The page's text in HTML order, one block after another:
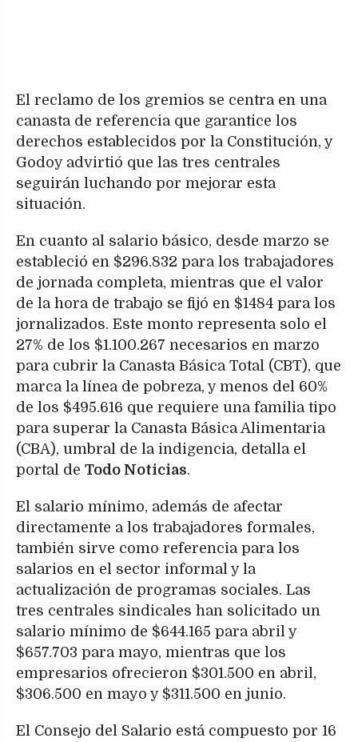
El reclamo de los gremios se centra en una
canasta de referencia que garantice los
derechos establecidos por la Constitución, y
Godoy advirtió que las tres centrales
seguirán luchando por mejorar esta
situación.
En cuanto al salario básico, desde marzo se
estableció en $296.832 para los trabajadores
de jornada completa, mientras que el valor
de la hora de trabajo se fijó en $1484 para los
jornalizados. Este monto representa solo el
27% de los $1.100.267 necesarios en marzo
para cubrir la Canasta Básica Total (CBT), que
marca la línea de pobreza, y menos del 60%
de los $495.616 que requiere una familia tipo
para superar la Canasta Básica Alimentaria
(CBA), umbral de la indigencia, detalla el
portal de Todo Noticias.
El salario mínimo, además de afectar
directamente a los trabajadores formales,
también sirve como referencia para los
salarios en el sector informal y la
actualización de programas sociales. Las
tres centrales sindicales han solicitado un
salario mínimo de $644.165 para abril y
$657.703 para mayo, mientras que los
empresarios ofrecieron $301.500 en abril,
$306.500 en mayo y $311.500 en junio.
El Consejo del Salario está compuesto por 16